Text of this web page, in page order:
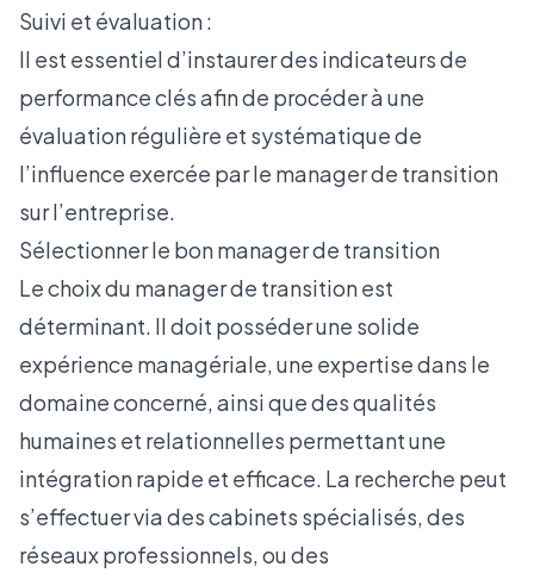
Suivi et évaluation :
Il est essentiel d’instaurer des indicateurs de
performance clés afin de procéder à une
évaluation régulière et systématique de
l’influence exercée par le manager de transition
sur l’entreprise.
Sélectionner le bon manager de transition
Le choix du manager de transition est
déterminant. Il doit posséder une solide
expérience managériale, une expertise dans le
domaine concerné, ainsi que des qualités
humaines et relationnelles permettant une
intégration rapide et efficace. La recherche peut
s’effectuer via des cabinets spécialisés, des
réseaux professionnels, ou des